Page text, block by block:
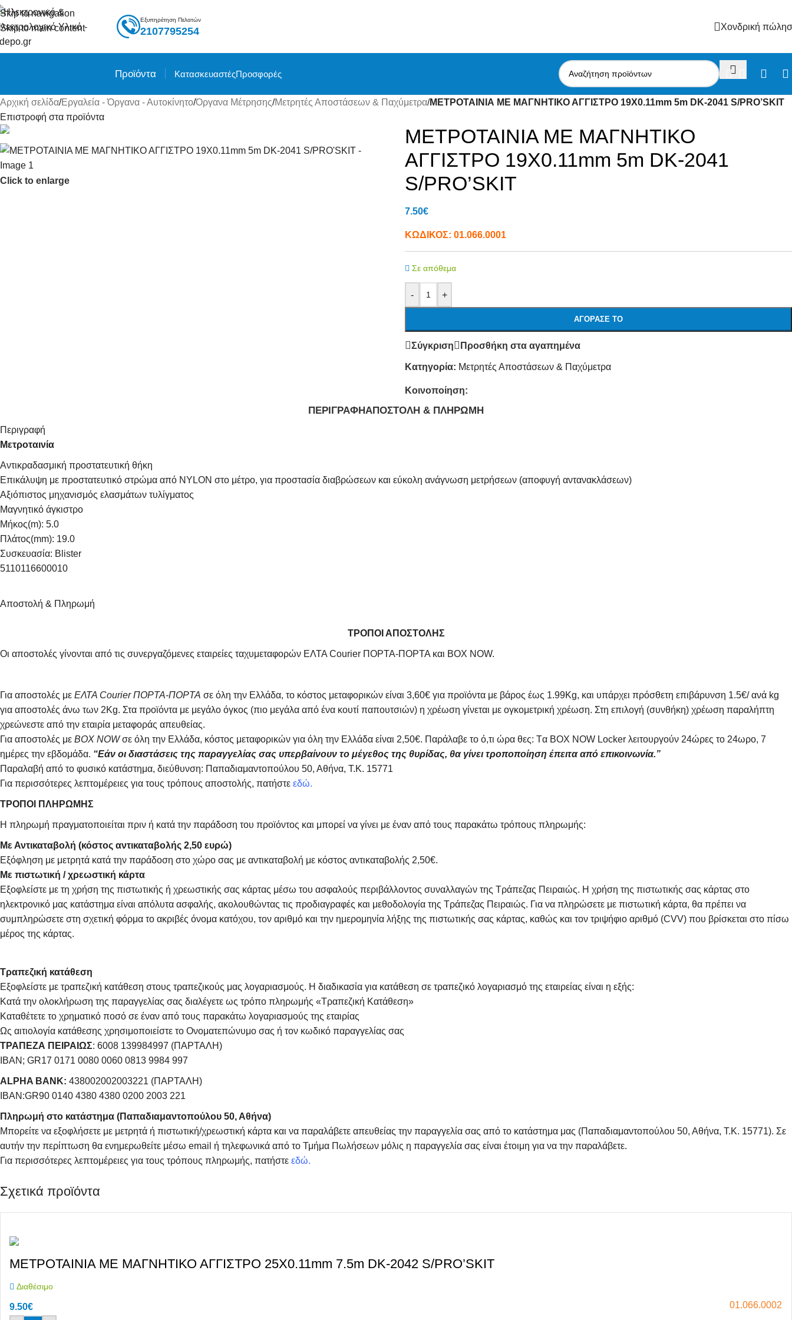
Skip to navigation
Skip to main content
Εξυπηρέτηση Πελατών
2107795254 Χονδρική
Προϊόντα ΚατασκευαστέςΠροσφορές
Αρχική σελίδα/Εργαλεία - Όργανα - Αυτοκίνητο/Όργανα Μέτρησης/Μετρητές Αποστάσεων & Παχύμετρα/ΜΕΤΡΟΤΑΙΝΙΑ ΜΕ ΜΑΓΝΗΤΙΚΟ ΑΓΓΙΣΤΡΟ 19X0.11mm 5m DK-2041 S/PRO’SKIT
Επιστροφή στα προϊόντα
Click to enlarge
ΜΕΤΡΟΤΑΙΝΙΑ ΜΕ ΜΑΓΝΗΤΙΚΟ
ΑΓΓΙΣΤΡΟ 19X0.11mm 5m DK-2041
S/PRO’SKIT
7.50€
ΚΩΔΙΚΟΣ: 01.066.0001
Σε απόθεμα
- +
ΑΓΌΡΑΣΕ ΤΟ
Σύγκριση Προσθήκη στα αγαπημένα
Κατηγορία: Μετρητές Αποστάσεων & Παχύμετρα
Κοινοποίηση:
ΠΕΡΙΓΡΑΦΉΑΠΟΣΤΟΛΉ & ΠΛΗΡΩΜΉ
Περιγραφή
Μετροταινία
Αντικραδασμική προστατευτική θήκη
Επικάλυψη με προστατευτικό στρώμα από NYLON στο μέτρο, για προστασία διαβρώσεων και εύκολη ανάγνωση μετρήσεων (αποφυγή αντανακλάσεων)
Αξιόπιστος μηχανισμός ελασμάτων τυλίγματος
Μαγνητικό άγκιστρο
Mήκος(m): 5.0
Πλάτος(mm): 19.0
Συσκευασία: Blister
5110116600010
Αποστολή & Πληρωμή
ΤΡΟΠΟΙ ΑΠΟΣΤΟΛΗΣ
Οι αποστολές γίνονται από τις συνεργαζόμενες εταιρείες ταχυμεταφορών ΕΛΤΑ Courier ΠΟΡΤΑ-ΠΟΡΤΑ και BOX NOW.
Για αποστολές με ΕΛΤΑ Courier ΠΟΡΤΑ-ΠΟΡΤΑ σε όλη την Ελλάδα, το κόστος μεταφορικών είναι 3,60€ για προϊόντα με βάρος έως 1.99Kg, και υπάρχει πρόσθετη επιβάρυνση 1.5€/ ανά kg
για αποστολές άνω των 2Κg. Στα προϊόντα με μεγάλο όγκος (πιο μεγάλα από ένα κουτί παπουτσιών) η χρέωση γίνεται με ογκομετρική χρέωση. Στη επιλογή (συνθήκη) χρέωση παραλήπτη
χρεώνεστε από την εταιρία μεταφοράς απευθείας.
Για αποστολές με BOX NOWσε όλη την Ελλάδα, κόστος μεταφορικών για όλη την Ελλάδα είναι 2,50€. Παράλαβε το ό,τι ώρα θες: Tα ΒΟΧ ΝΟW Locker λειτουργούν 24ώρες το 24ωρο, 7
ημέρες την εβδομάδα. “Εάν οι διαστάσεις της παραγγελίας σας υπερβαίνουν το μέγεθος της θυρίδας, θα γίνει τροποποίηση έπειτα από επικοινωνία.”
Παραλαβή από το φυσικό κατάστημα, διεύθυνση: Παπαδιαμαντοπούλου 50, Αθήνα, Τ.Κ. 15771
Για περισσότερες λεπτομέρειες για τους τρόπους αποστολής, πατήστε εδώ.
ΤΡΟΠΟΙ ΠΛΗΡΩΜΗΣ
Η πληρωμή πραγματοποιείται πριν ή κατά την παράδοση του προϊόντος και μπορεί να γίνει με έναν από τους παρακάτω τρόπους πληρωμής:
Με Αντικαταβολή (κόστος αντικαταβολής 2,50 ευρώ)
Εξόφληση με μετρητά κατά την παράδοση στο χώρο σας με αντικαταβολή με κόστος αντικαταβολής 2,50€.
Με πιστωτική / χρεωστική κάρτα
Εξοφλείστε με τη χρήση της πιστωτικής ή χρεωστικής σας κάρτας μέσω του ασφαλούς περιβάλλοντος συναλλαγών της Τράπεζας Πειραιώς. Η χρήση της πιστωτικής σας κάρτας στο
ηλεκτρονικό μας κατάστημα είναι απόλυτα ασφαλής, ακολουθώντας τις προδιαγραφές και μεθοδολογία της Τράπεζας Πειραιώς. Για να πληρώσετε με πιστωτική κάρτα, θα πρέπει να
συμπληρώσετε στη σχετική φόρμα το ακριβές όνομα κατόχου, τον αριθμό και την ημερομηνία λήξης της πιστωτικής σας κάρτας, καθώς και τον τριψήφιο αριθμό (CVV) που βρίσκεται στο πίσω
μέρος της κάρτας.
Τραπεζική κατάθεση
Εξοφλείστε με τραπεζική κατάθεση στους τραπεζικούς μας λογαριασμούς. Η διαδικασία για κατάθεση σε τραπεζικό λογαριασμό της εταιρείας είναι η εξής:
Κατά την ολοκλήρωση της παραγγελίας σας διαλέγετε ως τρόπο πληρωμής «Τραπεζική Κατάθεση»
Καταθέτετε το χρηματικό ποσό σε έναν από τους παρακάτω λογαριασμούς της εταιρίας
Ως αιτιολογία κατάθεσης χρησιμοποιείστε το Ονοματεπώνυμο σας ή τον κωδικό παραγγελίας σας
ΤΡΑΠΕΖΑ ΠΕΙΡΑΙΩΣ: 6008 139984997 (ΠΑΡΤΑΛΗ)
IBAN; GR17 0171 0080 0060 0813 9984 997
ALPHA BANK: 438002002003221 (ΠΑΡΤΑΛΗ)
IBAN:GR90 0140 4380 4380 0200 2003 221
Πληρωμή στο κατάστημα (Παπαδιαμαντοπούλου 50, Αθήνα)
Μπορείτε να εξοφλήσετε με μετρητά ή πιστωτική/χρεωστική κάρτα και να παραλάβετε απευθείας την παραγγελία σας από το κατάστημα μας (Παπαδιαμαντοπούλου 50, Αθήνα, Τ.Κ. 15771). Σε
αυτήν την περίπτωση θα ενημερωθείτε μέσω email ή τηλεφωνικά από το Τμήμα Πωλήσεων μόλις η παραγγελία σας είναι έτοιμη για να την παραλάβετε.
Για περισσότερες λεπτομέρειες για τους τρόπους πληρωμής, πατήστε εδώ.
Σχετικά προϊόντα
ΜΕΤΡΟΤΑΙΝΙΑ ΜΕ ΜΑΓΝΗΤΙΚΟ ΑΓΓΙΣΤΡΟ 25X0.11mm 7.5m DK-2042 S/PRO’SKIT
Διαθέσιμο
9.50€ 01.066.0002